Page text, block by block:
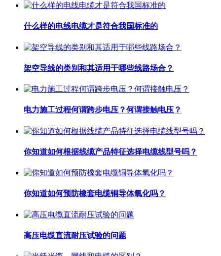
什么样的电线电缆才是符合我国标准的
架空导线的类别和其适用于哪些线路场合？
电力施工过程何谓跨步电压？何谓接触电压？
你知道如何根据线缆产品特征选择电缆线型号吗？
你知道如何预防橡套电缆铜导体氧化吗？
高压电缆直流耐压试验的问题